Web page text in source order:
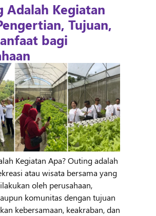
Adalah Kegiatan
Tujuan,
bagi
Kegiatan Apa? Outing adalah
atau wisata bersama yang
oleh perusahaan,
komunitas dengan tujuan
kebersamaan, keakraban, dan